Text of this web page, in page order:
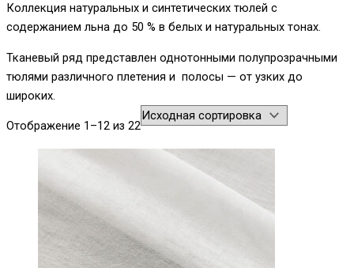
Коллекция натуральных и синтетических тюлей с
содержанием льна до 50 % в белых и натуральных тонах.
Тканевый ряд представлен однотонными полупрозрачными
тюлями различного плетения и полосы — от узких до
широких.
Отображение 1–12 из 22